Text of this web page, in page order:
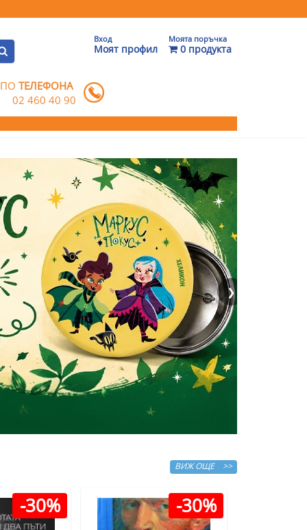
Вход
Моят профил
Моята поръчка
0 продукта
ПОТЕЛЕФОНА
02 460 40 90
❯
ВИЖ ОЩЕ >>
-30% -30%